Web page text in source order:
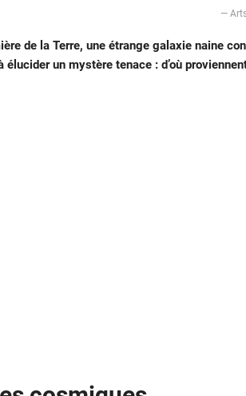
—
de la Terre, une étrange galaxie naine
un mystère tenace : d’où